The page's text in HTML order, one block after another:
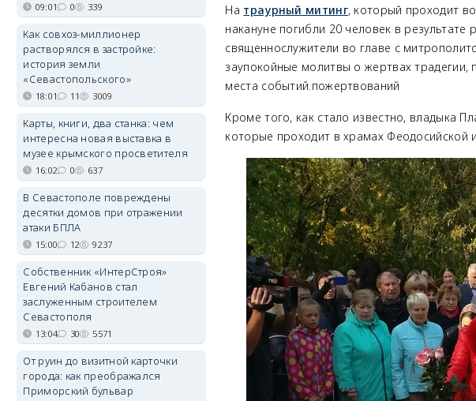
На траурный митинг, который проходит
накануне погибли 20 человек в
священнослужители во главе с
заупокойные молитвы о жертвах традегии,
места событий.пожертвований
Кроме того, как стало известно, владыка
которые проходит в храмах Феодосийской
09:01 0 339
Как совхоз-миллионер
растворялся в застройке:
история земли
«Севастопольского»
18:01 11 3009
Карты, книги, два станка: чем
интересна новая выставка в
музее крымского просветителя
16:02 0 637
В Севастополе повреждены
десятки домов при отражении
атаки БПЛА
15:00 12 9237
Собственник «ИнтерСтроя»
Евгений Кабанов стал
заслуженным строителем
Севастополя
13:04 30 5571
От руин до визитной карточки
города: как преображался
Приморский бульвар